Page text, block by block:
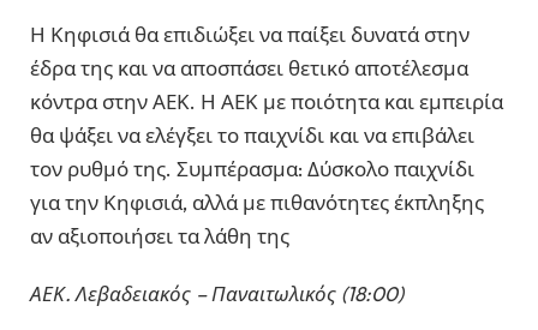
Η Κηφισιά θα επιδιώξει να παίξει δυνατά στην
έδρα της και να αποσπάσει θετικό αποτέλεσμα
κόντρα στην ΑΕΚ. Η ΑΕΚ με ποιότητα και εμπειρία
θα ψάξει να ελέγξει το παιχνίδι και να επιβάλει
τον ρυθμό της. Συμπέρασμα: Δύσκολο παιχνίδι
για την Κηφισιά, αλλά με πιθανότητες έκπληξης
αν αξιοποιήσει τα λάθη της
ΑΕΚ. Λεβαδειακός – Παναιτωλικός (18:00)